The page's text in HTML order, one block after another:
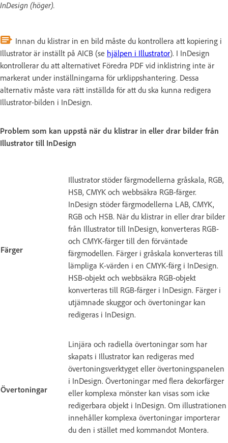
InDesign (höger).
Innan du klistrar in en bild måste du kontrollera att kopiering i
Illustrator är inställt på AICB (se hjälpen i Illustrator). I InDesign
kontrollerar du att alternativet Föredra PDF vid inklistring inte är
markerat under inställningarna för urklippshantering. Dessa
alternativ måste vara rätt inställda för att du ska kunna redigera
Illustrator-bilden i InDesign.
Problem som kan uppstå när du klistrar in eller drar bilder från
Illustrator till InDesign
Färger
Illustrator stöder färgmodellerna gråskala, RGB,
HSB, CMYK och webbsäkra RGB-färger.
InDesign stöder färgmodellerna LAB, CMYK,
RGB och HSB. När du klistrar in eller drar bilder
från Illustrator till InDesign, konverteras RGB-
och CMYK-färger till den förväntade
färgmodellen. Färger i gråskala konverteras till
lämpliga K-värden i en CMYK-färg i InDesign.
HSB-objekt och webbsäkra RGB-objekt
konverteras till RGB-färger i InDesign. Färger i
utjämnade skuggor och övertoningar kan
redigeras i InDesign.
Övertoningar
Linjära och radiella övertoningar som har
skapats i Illustrator kan redigeras med
övertoningsverktyget eller övertoningspanelen
i InDesign. Övertoningar med flera dekorfärger
eller komplexa mönster kan visas som icke
redigerbara objekt i InDesign. Om illustrationen
innehåller komplexa övertoningar importerar
du den i stället med kommandot Montera.